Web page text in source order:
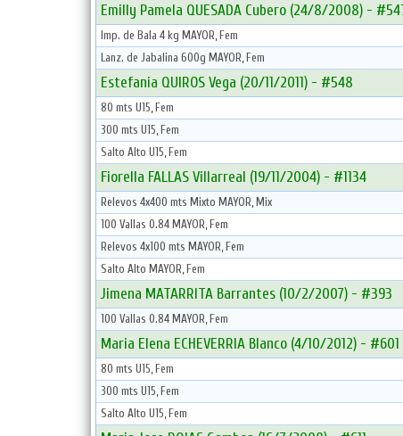
Emilly Pamela QUESADA Cubero (24/8/2008) -
Imp. de Bala 4 kg MAYOR, Fem
Lanz. de Jabalina 600g MAYOR, Fem
Estefania QUIROS Vega (20/11/2011) - #548
80 mts U15, Fem
300 mts U15, Fem
Salto Alto U15, Fem
Fiorella FALLAS Villarreal (19/11/2004) - #1134
Relevos 4x400 mts Mixto MAYOR, Mix
100 Vallas 0.84 MAYOR, Fem
Relevos 4x100 mts MAYOR, Fem
Salto Alto MAYOR, Fem
Jimena MATARRITA Barrantes (10/2/2007) - #393
100 Vallas 0.84 MAYOR, Fem
Maria Elena ECHEVERRIA Blanco (4/10/2012) - #601
80 mts U15, Fem
300 mts U15, Fem
Salto Alto U15, Fem